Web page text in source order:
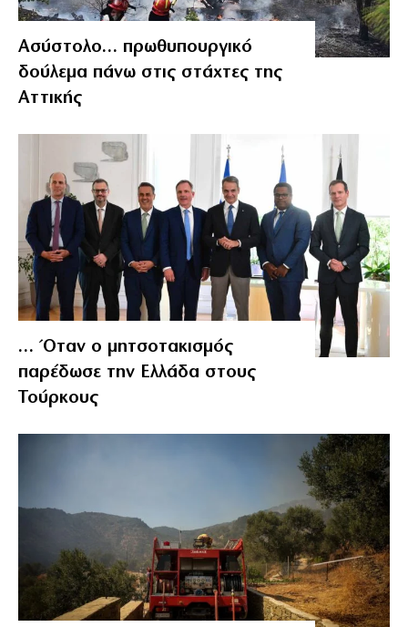
Ασύστολο… πρωθυπουργικό
δούλεμα πάνω στις στάχτες της
Αττικής
… Όταν ο μητσοτακισμός
παρέδωσε την Ελλάδα στους
Τούρκους